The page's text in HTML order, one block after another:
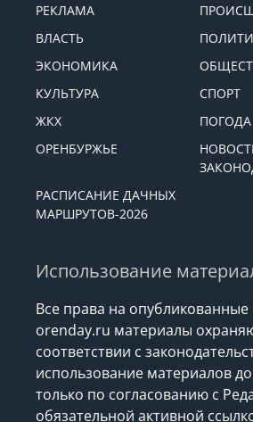
РЕКЛАМА
ВЛАСТЬ
ЭКОНОМИКА
КУЛЬТУРА
СПОРТ
ЖКХ
ПОГОДА
ОРЕНБУРЖЬЕ
РАСПИСАНИЕ ДАЧНЫХ
МАРШРУТОВ-2026
Использование
Все права на опубликованные
orenday.ru материалы
соответствии с
использование материалов
только по согласованию с
обязательной активной